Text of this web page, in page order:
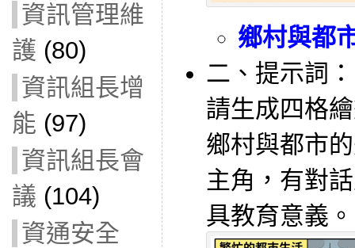
資訊管理維
護 (80)
資訊組長增
能 (97)
資訊組長會
議 (104)
資通安全
鄉村與都
二、提示詞：
請生成四格
鄉村與都市
主角，有對
具教育意義。